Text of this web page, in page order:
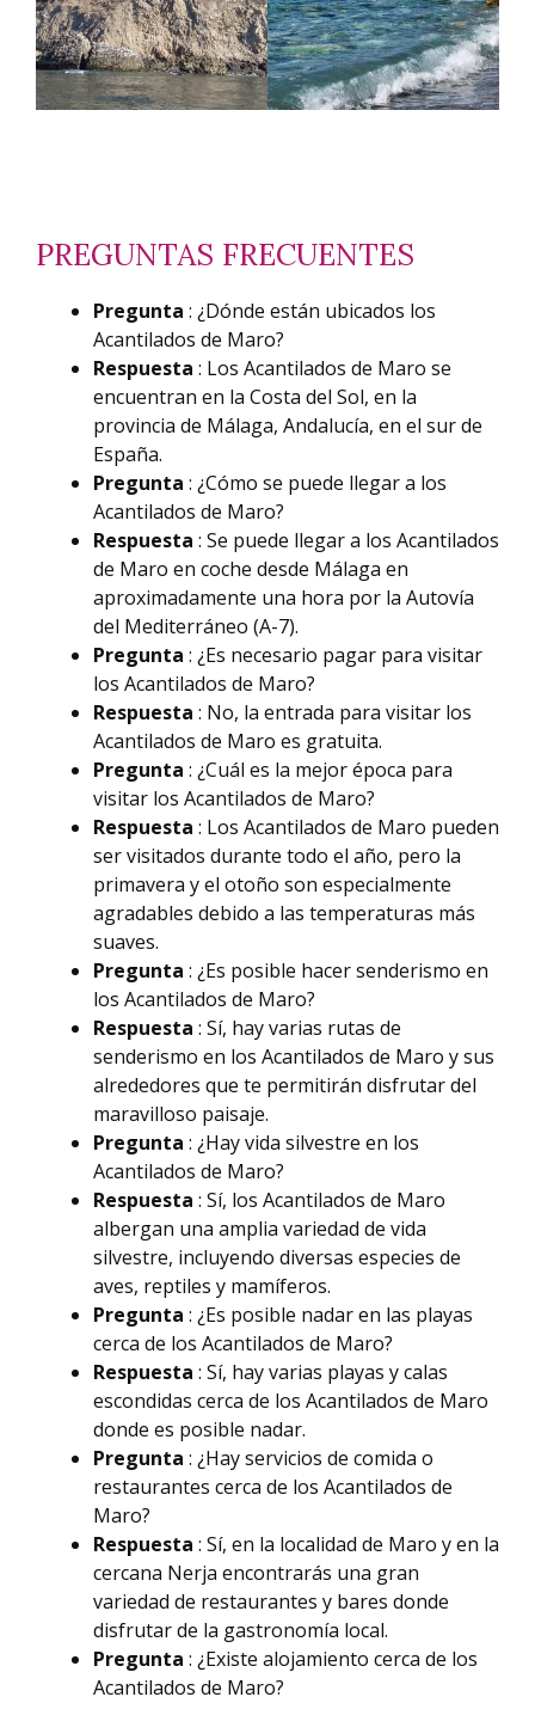
PREGUNTAS FRECUENTES
Pregunta : ¿Dónde están ubicados los
Acantilados de Maro?
Respuesta : Los Acantilados de Maro se
encuentran en la Costa del Sol, en la
provincia de Málaga, Andalucía, en el sur de
España.
Pregunta : ¿Cómo se puede llegar a los
Acantilados de Maro?
Respuesta : Se puede llegar a los Acantilados
de Maro en coche desde Málaga en
aproximadamente una hora por la Autovía
del Mediterráneo (A-7).
Pregunta : ¿Es necesario pagar para visitar
los Acantilados de Maro?
Respuesta : No, la entrada para visitar los
Acantilados de Maro es gratuita.
Pregunta : ¿Cuál es la mejor época para
visitar los Acantilados de Maro?
Respuesta : Los Acantilados de Maro pueden
ser visitados durante todo el año, pero la
primavera y el otoño son especialmente
agradables debido a las temperaturas más
suaves.
Pregunta : ¿Es posible hacer senderismo en
los Acantilados de Maro?
Respuesta : Sí, hay varias rutas de
senderismo en los Acantilados de Maro y sus
alrededores que te permitirán disfrutar del
maravilloso paisaje.
Pregunta : ¿Hay vida silvestre en los
Acantilados de Maro?
Respuesta : Sí, los Acantilados de Maro
albergan una amplia variedad de vida
silvestre, incluyendo diversas especies de
aves, reptiles y mamíferos.
Pregunta : ¿Es posible nadar en las playas
cerca de los Acantilados de Maro?
Respuesta : Sí, hay varias playas y calas
escondidas cerca de los Acantilados de Maro
donde es posible nadar.
Pregunta : ¿Hay servicios de comida o
restaurantes cerca de los Acantilados de
Maro?
Respuesta : Sí, en la localidad de Maro y en la
cercana Nerja encontrarás una gran
variedad de restaurantes y bares donde
disfrutar de la gastronomía local.
Pregunta : ¿Existe alojamiento cerca de los
Acantilados de Maro?